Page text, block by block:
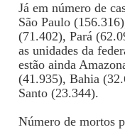
Já em número de
São Paulo
(71.402), Pará
as unidades da
estão ainda
(41.935), Bahia
Santo (23.344).
Número de mortos